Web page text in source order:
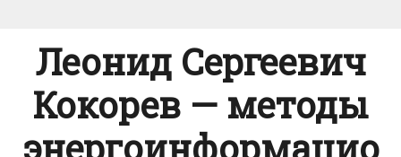
Леонид Сергеевич
Кокорев — методы
энергоинформацио